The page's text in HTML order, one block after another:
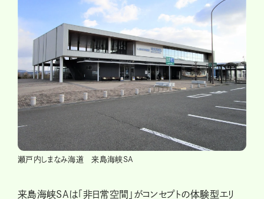
瀬戸内しまなみ海道 来島海峡SA
来島海峡SAは「非日常空間」がコンセプトの体験型エリ